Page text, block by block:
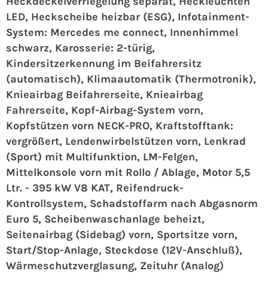
LED, Heckscheibe heizbar (ESG), Infotainment-
System: Mercedes me connect, Innenhimmel
schwarz, Karosserie: 2-türig,
Kindersitzerkennung im Beifahrersitz
(automatisch), Klimaautomatik (Thermotronik),
Knieairbag Beifahrerseite, Knieairbag
Fahrerseite, Kopf-Airbag-System vorn,
Kopfstützen vorn NECK-PRO, Kraftstofftank:
vergrößert, Lendenwirbelstützen vorn, Lenkrad
(Sport) mit Multifunktion, LM-Felgen,
Mittelkonsole vorn mit Rollo / Ablage, Motor 5,5
Ltr. - 395 kW V8 KAT, Reifendruck-
Kontrollsystem, Schadstoffarm nach Abgasnorm
Euro 5, Scheibenwaschanlage beheizt,
Seitenairbag (Sidebag) vorn, Sportsitze vorn,
Start/Stop-Anlage, Steckdose (12V-Anschluß),
Wärmeschutzverglasung, Zeituhr (Analog)